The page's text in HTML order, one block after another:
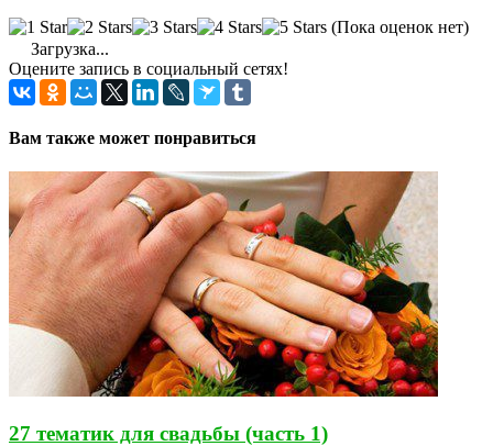
(Пока оценок нет)
Загрузка...
Оцените запись в социальный сетях!
Вам также может понравиться
27 тематик для свадьбы (часть 1)